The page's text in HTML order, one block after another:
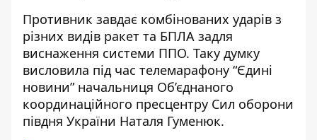
Противник завдає комбінованих ударів з
різних видів ракет та БПЛА задля
виснаження системи ППО. Таку думку
висловила під час телемарафону “Єдині
новини” начальниця Об’єднаного
координаційного пресцентру Сил оборони
півдня України Наталя Гуменюк.